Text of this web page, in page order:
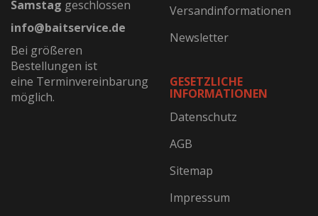
Samstag geschlossen
info@baitservice.de
Bei größeren
Bestellungen ist
eine Terminvereinbarung
möglich.
Versandinformationen
Newsletter
GESETZLICHE
INFORMATIONEN
Datenschutz
AGB
Sitemap
Impressum